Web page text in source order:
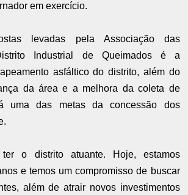
em exercício.
levadas pela Associação das
Industrial de Queimados é a
asfáltico do distrito, além do
da área e a melhora da coleta de
uma das metas da concessão dos
o distrito atuante. Hoje, estamos
e temos um compromisso de buscar
além de atrair novos investimentos